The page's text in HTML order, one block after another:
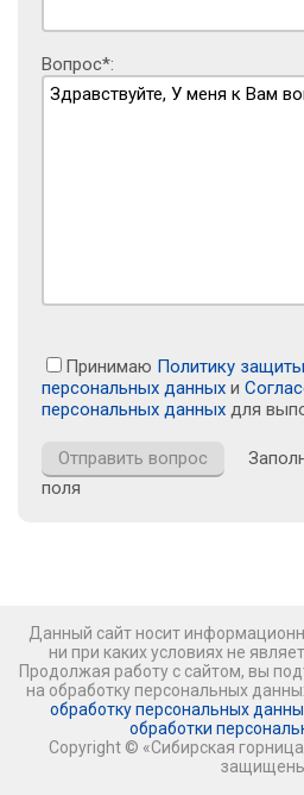
Вопрос*:
Принимаю Политику
персональных данных и
персональных данных для
поля
Данный сайт носит
ни при каких условиях не
Продолжая работу с сайтом, вы
на обработку персональных
обработку персональных
обработки
Copyright © «Сибирская